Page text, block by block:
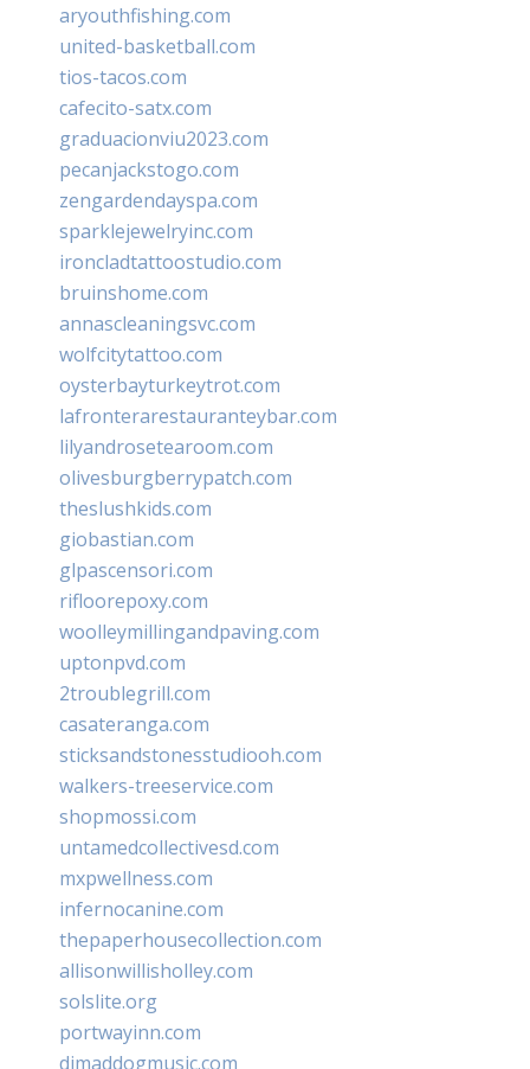
aryouthfishing.com
united-basketball.com
tios-tacos.com
cafecito-satx.com
graduacionviu2023.com
pecanjackstogo.com
zengardendayspa.com
sparklejewelryinc.com
ironcladtattoostudio.com
bruinshome.com
annascleaningsvc.com
wolfcitytattoo.com
oysterbayturkeytrot.com
lafronterarestauranteybar.com
lilyandrosetearoom.com
olivesburgberrypatch.com
theslushkids.com
giobastian.com
glpascensori.com
rifloorepoxy.com
woolleymillingandpaving.com
uptonpvd.com
2troublegrill.com
casateranga.com
sticksandstonesstudiooh.com
walkers-treeservice.com
shopmossi.com
untamedcollectivesd.com
mxpwellness.com
infernocanine.com
thepaperhousecollection.com
allisonwillisholley.com
solslite.org
portwayinn.com
djmaddogmusic.com